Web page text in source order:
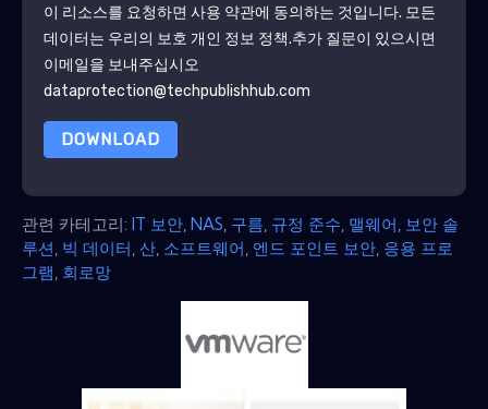
이 리소스를 요청하면 사용 약관에 동의하는 것입니다. 모든
데이터는 우리의 보호 개인 정보 정책.추가 질문이 있으시면
이메일을 보내주십시오
dataprotection@techpublishhub.com
DOWNLOAD
관련 카테고리: IT 보안 NAS 구름 규정 준수 맬웨어 보안 솔
루션 빅 데이터 산 소프트웨어 엔드 포인트 보안 응용 프로
그램 회로망